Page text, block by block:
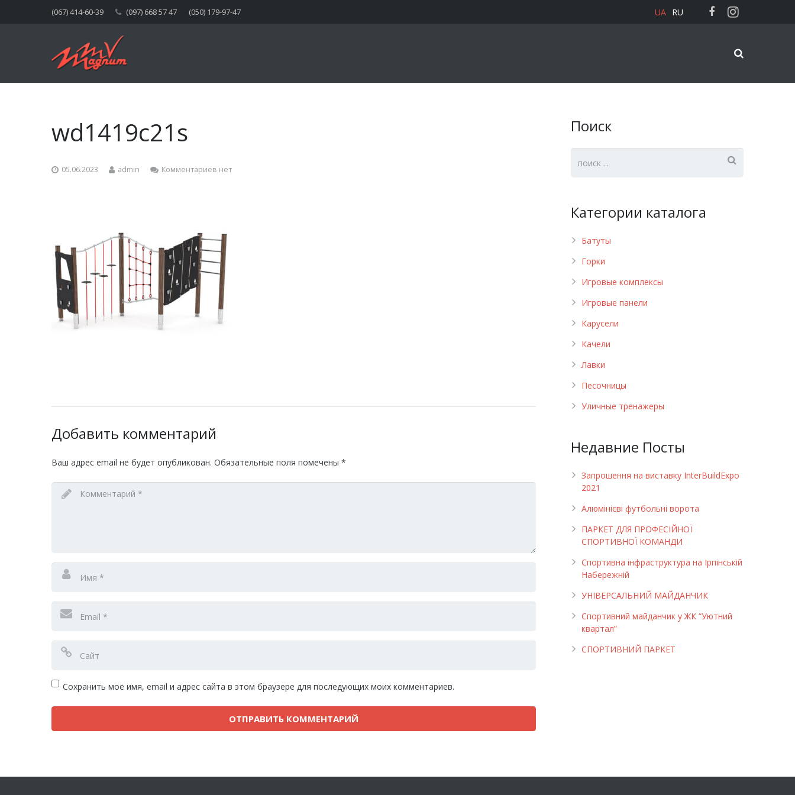
(067) 414-60-39 (097) 668 57 47 (050) 179-97-47 UA RU
wd1419c21s
05.06.2023 admin Комментариев нет
Добавить комментарий
Ваш адрес email не будет опубликован. Обязательные поля помечены *
Сохранить моё имя, email и адрес сайта в этом браузере для последующих моих комментариев.
Поиск
Категории каталога
Батуты
Горки
Игровые комплексы
Игровые панели
Карусели
Качели
Лавки
Песочницы
Уличные тренажеры
Недавние Посты
Запрошення на виставку InterBuildExpo
2021
Алюмінієві футбольні ворота
ПАРКЕТ ДЛЯ ПРОФЕСІЙНОЇ
СПОРТИВНОЇ КОМАНДИ
Спортивна інфраструктура на Ірпінській
Набережній
УНІВЕРСАЛЬНИЙ МАЙДАНЧИК
Cпортивний майданчик у ЖК “Уютний
квартал”
СПОРТИВНИЙ ПАРКЕТ